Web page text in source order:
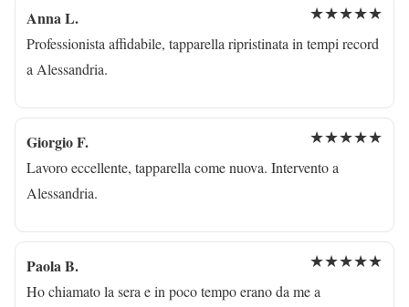
Anna L. ★★★★★
Professionista affidabile, tapparella ripristinata in tempi record
a Alessandria.
Giorgio F. ★★★★★
Lavoro eccellente, tapparella come nuova. Intervento a
Alessandria.
Paola B. ★★★★★
Ho chiamato la sera e in poco tempo erano da me a